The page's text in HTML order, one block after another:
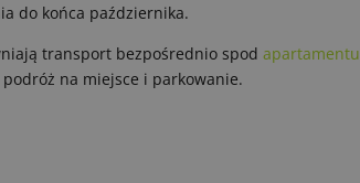
do końca października.
transport bezpośrednio spodapartamentu
na miejsce i parkowanie.